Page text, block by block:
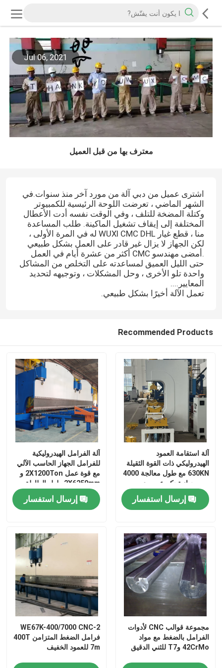
Jul 06, 2021
معترف بها من قبل العميل
اشترى عميل من دبي آلة من مورد آخر منذ سنوات.في
الشهر الماضي ، تعرضت اللوحة الرئيسية للكمبيوتر
وكتلة المضخة للتلف ، وفي الوقت نفسه أدت الأعطال
المختلفة إلى إيقاف تشغيل الماكينة. طلب ​​المساعدة
منا ، قطع غيار WUXI CMC DHL له في المرة الأولى ،
لكن الجهاز لا يزال غير قادر على العمل بشكل طبيعي
.أمضى مهندسو CMC أكثر من عشرة أيام في العمل
حتى الليل العميق لمساعدته على التخلص من المشاكل
واحدة تلو الأخرى ، وحل المشكلات ، وتوجيهه لتحديد
المعايير....
تعمل الآلة أخيرًا بشكل طبيعي.
Recommended Products
آلة استقامة العمود
الهيدروليكي ذات القوة الثقيلة
630KN مع طول معالجة 4000
مم وجهاز تحكم عن بعد
لاسلكي
إرسال استفسار
آلة الفرامل الهيدروليكية
للفرامل الجهاز الحاسب الآلي
مع قوة عمل 2X1200Ton و
2X6250mm طول الطاولة
لفترة خدمة طويلة
إرسال استفسار
مجموعة قوالب CNC لأدوات
الفرامل بالضغط مع مواد
42CrMo وT7 للثني الدقيق
2-WE67K-400/7000 CNC
فرامل الضغط المتزامن 400T
7m للعمود الخفيف